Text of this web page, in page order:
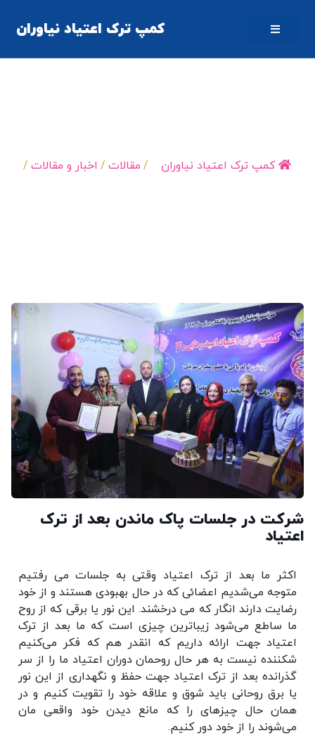
کمپ ترک اعتیاد نیاوران
کمپ ترک اعتیاد نیاوران / مقالات / اخبار و مقالات /
شرکت در جلسات پاک ماندن بعد از ترک
اعتیاد
اکثر ما بعد از ترک اعتیاد وقتی به جلسات می رفتیم
متوجه می‌شدیم اعضائی که در حال بهبودی هستند و از خود
رضایت دارند انگار که می درخشند. این نور یا برقی که از روح
ما ساطع می‌شود زیباترین چیزی است که ما بعد از ترک
اعتیاد جهت ارائه داریم که انقدر هم که فکر می‌کنیم
شکننده نیست به هر حال روحمان دوران اعتیاد ما را از سر
گذرانده بعد از ترک اعتیاد جهت حفظ و نگهداری از این نور
یا برق روحانی باید شوق و علاقه خود را تقویت کنیم و در
همان حال چیزهای را که مانع دیدن خود واقعی مان
می‌شوند را از خود دور کنیم.